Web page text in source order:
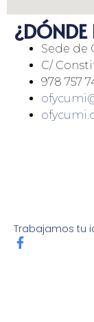
¿DÓNDE
Sede de
C/
978 757
Trabajamos tu